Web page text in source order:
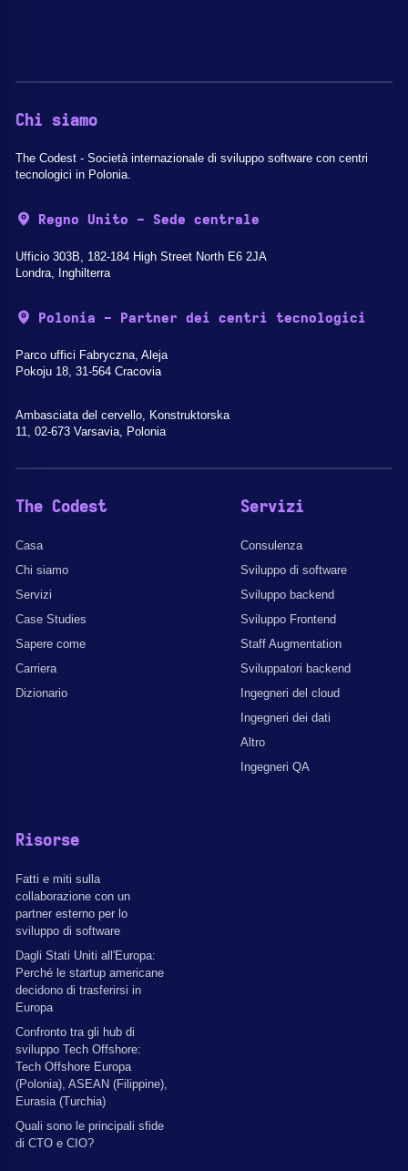
Chi siamo
The Codest - Società internazionale di sviluppo software con centri
tecnologici in Polonia.
Regno Unito - Sede centrale
Ufficio 303B, 182-184 High Street North E6 2JA
Londra, Inghilterra
Polonia - Partner dei centri tecnologici
Parco uffici Fabryczna, Aleja
Pokoju 18, 31-564 Cracovia
Ambasciata del cervello, Konstruktorska
11, 02-673 Varsavia, Polonia
The Codest
Casa
Chi siamo
Servizi
Case Studies
Sapere come
Carriera
Dizionario
Servizi
Consulenza
Sviluppo di software
Sviluppo backend
Sviluppo Frontend
Staff Augmentation
Sviluppatori backend
Ingegneri del cloud
Ingegneri dei dati
Altro
Ingegneri QA
Risorse
Fatti e miti sulla
collaborazione con un
partner esterno per lo
sviluppo di software
Dagli Stati Uniti all'Europa:
Perché le startup americane
decidono di trasferirsi in
Europa
Confronto tra gli hub di
sviluppo Tech Offshore:
Tech Offshore Europa
(Polonia), ASEAN (Filippine),
Eurasia (Turchia)
Quali sono le principali sfide
di CTO e CIO?